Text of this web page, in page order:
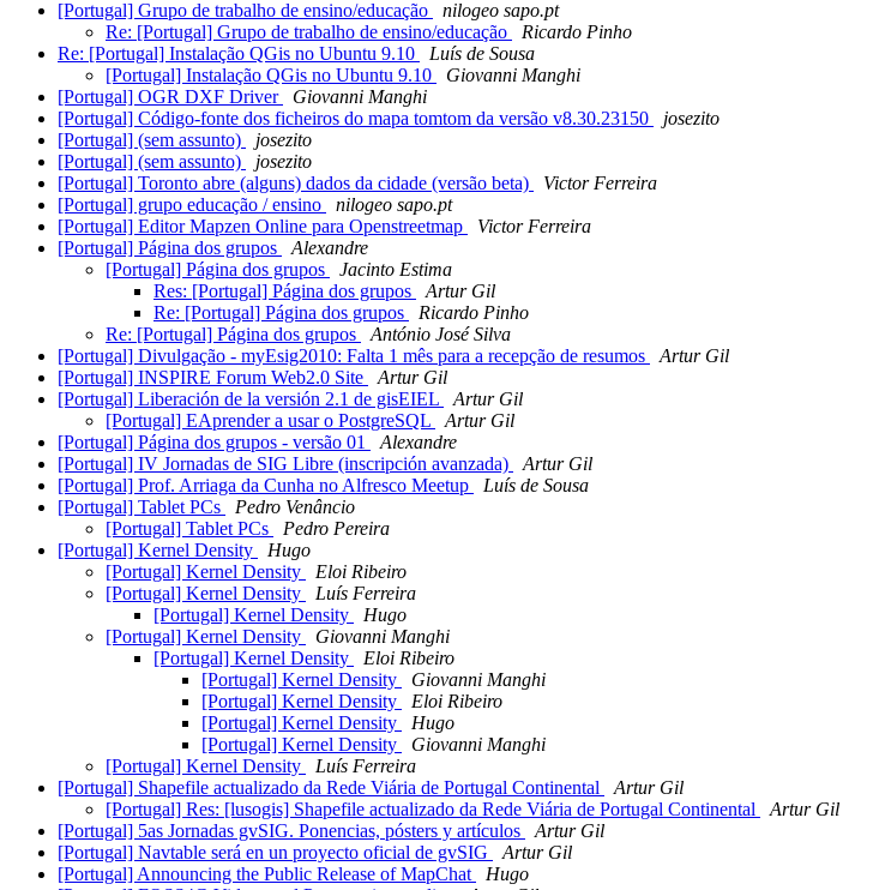
[Portugal] Grupo de trabalho de ensino/educação
nilogeo sapo.pt
Re: [Portugal] Grupo de trabalho de ensino/educação
Ricardo Pinho
Re: [Portugal] Instalação QGis no Ubuntu 9.10
Luís de Sousa
[Portugal] Instalação QGis no Ubuntu 9.10
Giovanni Manghi
[Portugal] OGR DXF Driver
Giovanni Manghi
[Portugal] Código-fonte dos ficheiros do mapa tomtom da versão v8.30.23150
josezito
[Portugal] (sem assunto)
josezito
[Portugal] (sem assunto)
josezito
[Portugal] Toronto abre (alguns) dados da cidade (versão beta)
Victor Ferreira
[Portugal] grupo educação / ensino
nilogeo sapo.pt
[Portugal] Editor Mapzen Online para Openstreetmap
Victor Ferreira
[Portugal] Página dos grupos
Alexandre
[Portugal] Página dos grupos
Jacinto Estima
Res: [Portugal] Página dos grupos
Artur Gil
Re: [Portugal] Página dos grupos
Ricardo Pinho
Re: [Portugal] Página dos grupos
António José Silva
[Portugal] Divulgação - myEsig2010: Falta 1 mês para a recepção de resumos
Artur Gil
[Portugal] INSPIRE Forum Web2.0 Site
Artur Gil
[Portugal] Liberación de la versión 2.1 de gisEIEL
Artur Gil
[Portugal] EAprender a usar o PostgreSQL
Artur Gil
[Portugal] Página dos grupos - versão 01
Alexandre
[Portugal] IV Jornadas de SIG Libre (inscripción avanzada)
Artur Gil
[Portugal] Prof. Arriaga da Cunha no Alfresco Meetup
Luís de Sousa
[Portugal] Tablet PCs
Pedro Venâncio
[Portugal] Tablet PCs
Pedro Pereira
[Portugal] Kernel Density
Hugo
[Portugal] Kernel Density
Eloi Ribeiro
[Portugal] Kernel Density
Luís Ferreira
[Portugal] Kernel Density
Hugo
[Portugal] Kernel Density
Giovanni Manghi
[Portugal] Kernel Density
Eloi Ribeiro
[Portugal] Kernel Density
Giovanni Manghi
[Portugal] Kernel Density
Eloi Ribeiro
[Portugal] Kernel Density
Hugo
[Portugal] Kernel Density
Giovanni Manghi
[Portugal] Kernel Density
Luís Ferreira
[Portugal] Shapefile actualizado da Rede Viária de Portugal Continental
Artur Gil
[Portugal] Res: [lusogis] Shapefile actualizado da Rede Viária de Portugal Continental
Artur Gil
[Portugal] 5as Jornadas gvSIG. Ponencias, pósters y artículos
Artur Gil
[Portugal] Navtable será en un proyecto oficial de gvSIG
Artur Gil
[Portugal] Announcing the Public Release of MapChat
Hugo